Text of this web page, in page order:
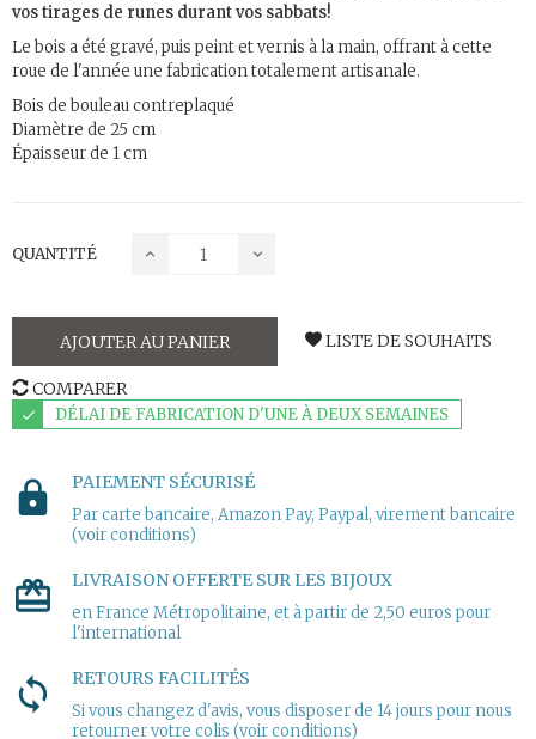
vos tirages de runes durant vos sabbats!
Le bois a été gravé, puis peint et vernis à la main, offrant à cette
roue de l'année une fabrication totalement artisanale.
Bois de bouleau contreplaqué
Diamètre de 25 cm
Épaisseur de 1 cm
QUANTITÉ
AJOUTER AU PANIER LISTE DE SOUHAITS
COMPARER
DÉLAI DE FABRICATION D'UNE À DEUX SEMAINES
PAIEMENT SÉCURISÉ
Par carte bancaire, Amazon Pay, Paypal, virement bancaire
(voir conditions)
LIVRAISON OFFERTE SUR LES BIJOUX
en France Métropolitaine, et à partir de 2,50 euros pour
l'international
RETOURS FACILITÉS
Si vous changez d'avis, vous disposer de 14 jours pour nous
retourner votre colis (voir conditions)